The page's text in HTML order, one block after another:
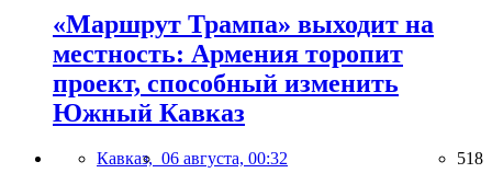
«Маршрут Трампа» выходит на
местность: Армения торопит
проект, способный изменить
Южный Кавказ
Кавказ, 06 августа, 00:32 518